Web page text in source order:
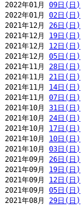
2022年01月 09日(日)
2022年01月 02日(日)
2021年12月 26日(日)
2021年12月 19日(日)
2021年12月 12日(日)
2021年12月 05日(日)
2021年11月 28日(日)
2021年11月 21日(日)
2021年11月 14日(日)
2021年11月 07日(日)
2021年10月 31日(日)
2021年10月 24日(日)
2021年10月 17日(日)
2021年10月 10日(日)
2021年10月 03日(日)
2021年09月 26日(日)
2021年09月 19日(日)
2021年09月 12日(日)
2021年09月 05日(日)
2021年08月 29日(日)